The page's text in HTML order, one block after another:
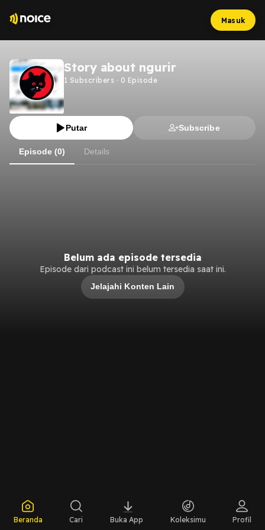
Masuk
Story about ngurir
1 Subscribers · 0 Episode
Putar Subscribe
Episode (0) Details
Belum ada episode tersedia
Episode dari podcast ini belum tersedia saat ini.
Jelajahi Konten Lain
Beranda Cari Buka App Koleksimu Profil